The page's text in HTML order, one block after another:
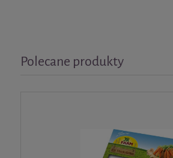
Polecane produkty